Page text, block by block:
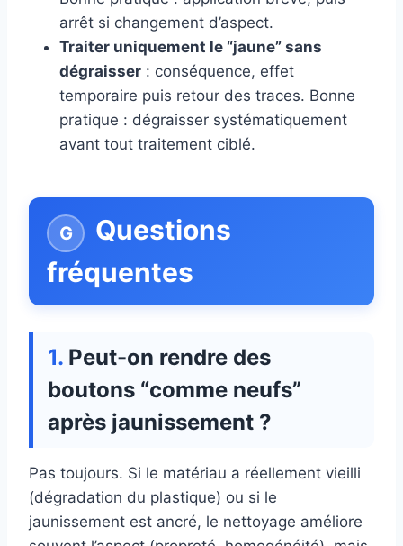
arrêt si changement d’aspect.
Traiter uniquement le “jaune” sans
dégraisser : conséquence, effet
temporaire puis retour des traces. Bonne
pratique : dégraisser systématiquement
avant tout traitement ciblé.
Questions
fréquentes
Peut-on rendre des
boutons “comme neufs”
après jaunissement ?
Pas toujours. Si le matériau a réellement vieilli
(dégradation du plastique) ou si le
jaunissement est ancré, le nettoyage améliore